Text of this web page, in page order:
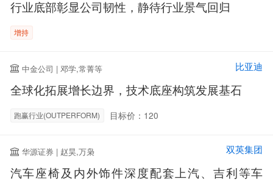
行业底部彰显公司韧性，静待行业景气回归
增持
中金公司 | 邓学,常菁等 比亚迪
全球化拓展增长边界，技术底座构筑发展基石
跑赢行业(OUTPERFORM) 目标价：120
华源证券 | 赵昊,万枭 双英集团
汽车座椅及内外饰件深度配套上汽、吉利等车